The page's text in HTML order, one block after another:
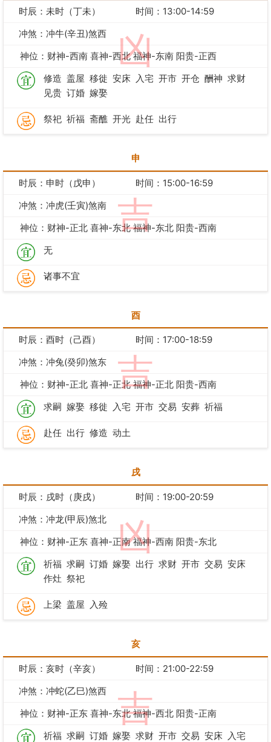
凶
时辰：未时（丁未）
时间：13:00-14:59
冲煞：冲牛(辛丑)煞西
神位：财神-西南 喜神-西北 福神-东南 阳贵-正西
修造 盖屋 移徙 安床 入宅 开市 开仓 酬神 求财
见贵 订婚 嫁娶
祭祀 祈福 斋醮 开光 赴任 出行
申
吉
时辰：申时（戊申）
时间：15:00-16:59
冲煞：冲虎(壬寅)煞南
神位：财神-正北 喜神-东北 福神-东北 阳贵-西南
无
诸事不宜
酉
吉
时辰：酉时（己酉）
时间：17:00-18:59
冲煞：冲兔(癸卯)煞东
神位：财神-正北 喜神-正北 福神-正北 阳贵-西南
求嗣 嫁娶 移徙 入宅 开市 交易 安葬 祈福
赴任 出行 修造 动土
戌
凶
时辰：戌时（庚戌）
时间：19:00-20:59
冲煞：冲龙(甲辰)煞北
神位：财神-正东 喜神-正南 福神-西南 阳贵-东北
祈福 求嗣 订婚 嫁娶 出行 求财 开市 交易 安床
作灶 祭祀
上梁 盖屋 入殓
亥
吉
时辰：亥时（辛亥）
时间：21:00-22:59
冲煞：冲蛇(乙巳)煞西
神位：财神-正东 喜神-东北 福神-西北 阳贵-正南
祈福 求嗣 订婚 嫁娶 求财 开市 交易 安床 入宅